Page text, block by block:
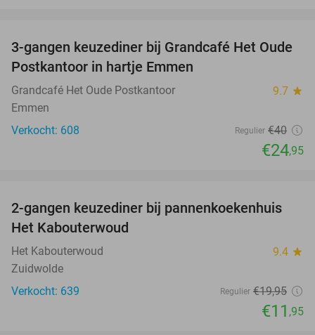
38%
3-gangen keuzediner bij Grandcafé Het Oude
Postkantoor in hartje Emmen
Grandcafé Het Oude Postkantoor 9.7 star
Emmen
Verkocht: 608
Regulier €40
€24,95
40%
2-gangen keuzediner bij pannenkoekenhuis
Het Kabouterwoud
Het Kabouterwoud 9.4 star
Zuidwolde
Verkocht: 639
Regulier €19,95
€11 ,95